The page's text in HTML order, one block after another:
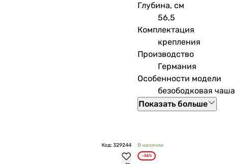
Глубина, см
56,5
Комплектация
крепления
Производство
Германия
Особенности модели
безободковая чаша
Показать больше
Код: 329244 В наличии
-36%